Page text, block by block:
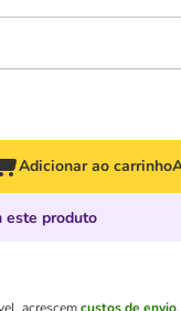
Adicionar ao carrinho
este produto